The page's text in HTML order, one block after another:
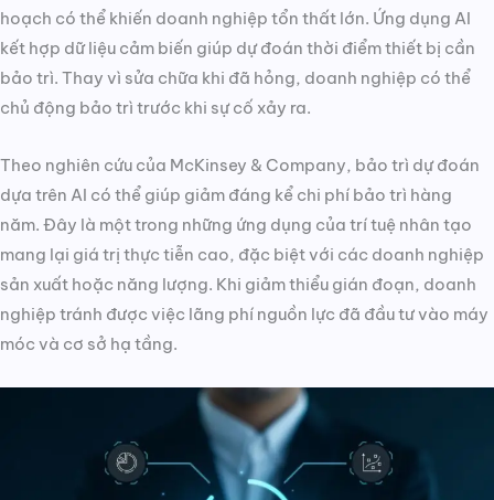
hoạch có thể khiến doanh nghiệp tổn thất lớn. Ứng dụng AI
kết hợp dữ liệu cảm biến giúp dự đoán thời điểm thiết bị cần
bảo trì. Thay vì sửa chữa khi đã hỏng, doanh nghiệp có thể
chủ động bảo trì trước khi sự cố xảy ra.
Theo nghiên cứu của McKinsey & Company, bảo trì dự đoán
dựa trên AI có thể giúp giảm đáng kể chi phí bảo trì hàng
năm. Đây là một trong những ứng dụng của trí tuệ nhân tạo
mang lại giá trị thực tiễn cao, đặc biệt với các doanh nghiệp
sản xuất hoặc năng lượng. Khi giảm thiểu gián đoạn, doanh
nghiệp tránh được việc lãng phí nguồn lực đã đầu tư vào máy
móc và cơ sở hạ tầng.